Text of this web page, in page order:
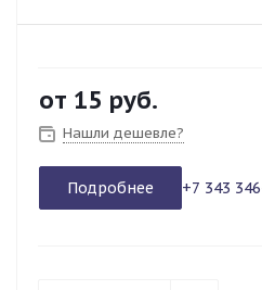
от 15 руб.
Нашли дешевле?
Подробнее +7 343